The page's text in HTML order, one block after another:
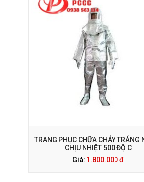
TRANG PHỤC CHỮA CHÁY TRÁNG
CHỊU NHIỆT 500 ĐỘ C
Giá: 1.800.000 đ
GỌI NGAY: 0938 563 114